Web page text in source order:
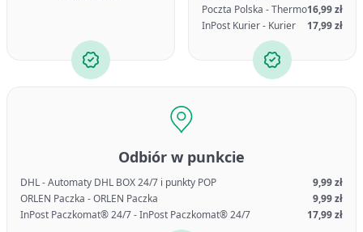
Poczta Polska - Thermo16,99 zł
InPost Kurier - Kurier
17,99 zł
Odbiór w punkcie
DHL - Automaty DHL BOX 24/7 i punkty POP
9,99 zł
ORLEN Paczka - ORLEN Paczka
9,99 zł
InPost Paczkomat® 24/7 - InPost Paczkomat® 24/7
17,99 zł